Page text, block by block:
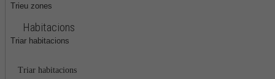
Trieu zones
Habitacions
Triar habitacions
Triar habitacions